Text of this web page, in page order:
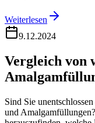
Weiterlesen
9.12.2024
Vergleich von
Sind Sie
und